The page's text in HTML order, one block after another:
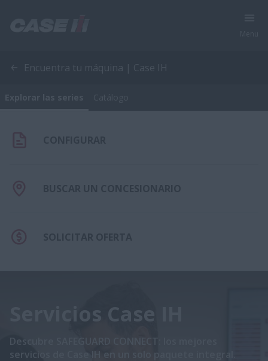
Encuentra tu máquina | Case IH
Servicios Case IH
Descubre SAFEGUARD CONNECT: los mejores
servicios de Case IH en un solo paquete integral.